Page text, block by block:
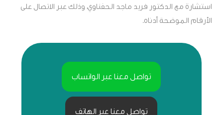
استشارة مع الدكتور فريد ماجد الحفناوي، وذلك عبر الاتصال على
الأرقام الموضحة أدناه.
تواصل معنا عبر الواتساب
تواصل معنا عبر الهاتف